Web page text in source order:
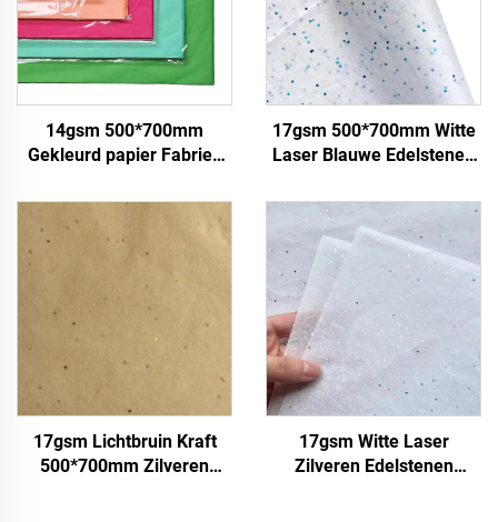
14gsm 500*700mm
Gekleurd papier Fabriek
Geschenk Bloemen
Bloemkleding Schoenen
Verpakking voor Voedsel
17gsm 500*700mm Witte
Laser Blauwe Edelstenen
Verpakking Hoogwaardig
Gekleurd Sjabloenpapier
17gsm Lichtbruin Kraft
500*700mm Zilveren
17gsm Witte Laser
Zilveren Edelstenen